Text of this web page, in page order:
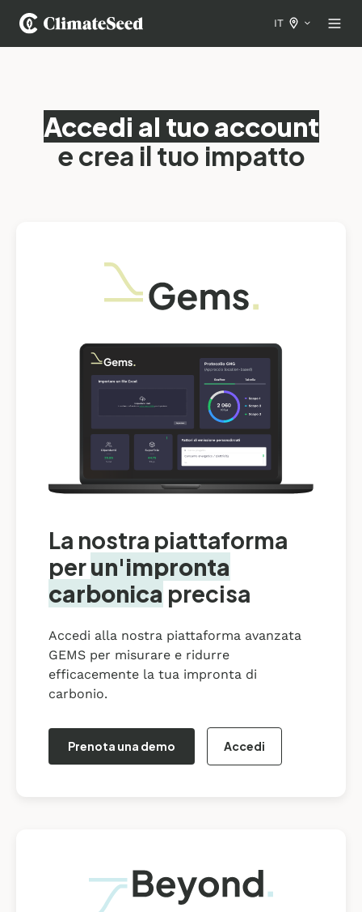
IT
Accedi al tuo account
e crea il tuo impatto
La nostra piattaforma
perun'impronta
carbonica precisa
Accedi alla nostra piattaforma avanzata
GEMS per misurare e ridurre
efficacemente la tua impronta di
carbonio.
Prenota una demo Accedi